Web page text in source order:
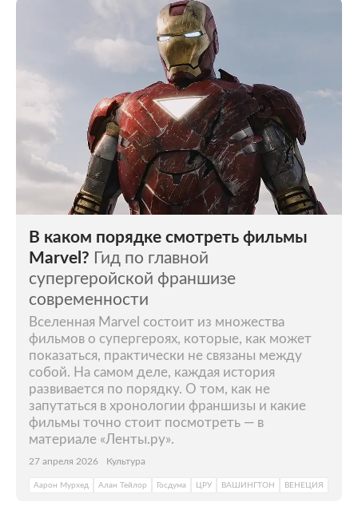
В каком порядке смотреть фильмы
Marvel? Гид по главной
супергеройской франшизе
современности
Вселенная Marvel состоит из множества
фильмов о супергероях, которые, как может
показаться, практически не связаны между
собой. На самом деле, каждая история
развивается по порядку. О том, как не
запутаться в хронологии франшизы и какие
фильмы точно стоит посмотреть — в
материале «Ленты.ру».
27 апреля 2026 Культура
Аарон Мурхед Алан Тейлор Госдума ЦРУ ВАШИНГТОН ВЕНЕЦИЯ